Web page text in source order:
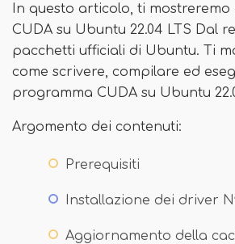
In questo articolo, ti mostreremo
CUDA su Ubuntu 22.04 LTS Dal
pacchetti ufficiali di Ubuntu. Ti
come scrivere, compilare ed
programma CUDA su Ubuntu
Argomento dei contenuti:
Prerequisiti
Installazione dei driver
Aggiornamento della